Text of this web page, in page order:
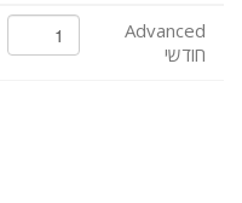
Advanced
חודשי